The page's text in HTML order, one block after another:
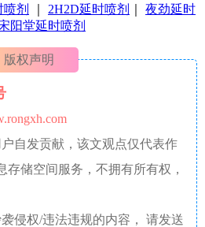
剂 2H2D延时喷剂
夜劲延时
阳堂延时喷剂
版权声明
自发贡献，该文观点仅代表作
存储空间服务，不拥有所有权，
侵权/违法违规的内容， 请发送